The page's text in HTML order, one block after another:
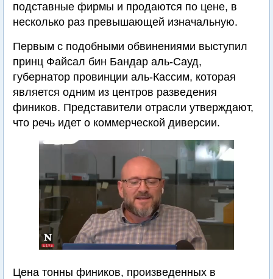
подставные фирмы и продаются по цене, в
несколько раз превышающей изначальную.
Первым с подобными обвинениями выступил
принц Файсал бин Бандар аль-Сауд,
губернатор провинции аль-Кассим, которая
является одним из центров разведения
фиников. Представители отрасли утверждают,
что речь идет о коммерческой диверсии.
Цена тонны фиников, произведенных в